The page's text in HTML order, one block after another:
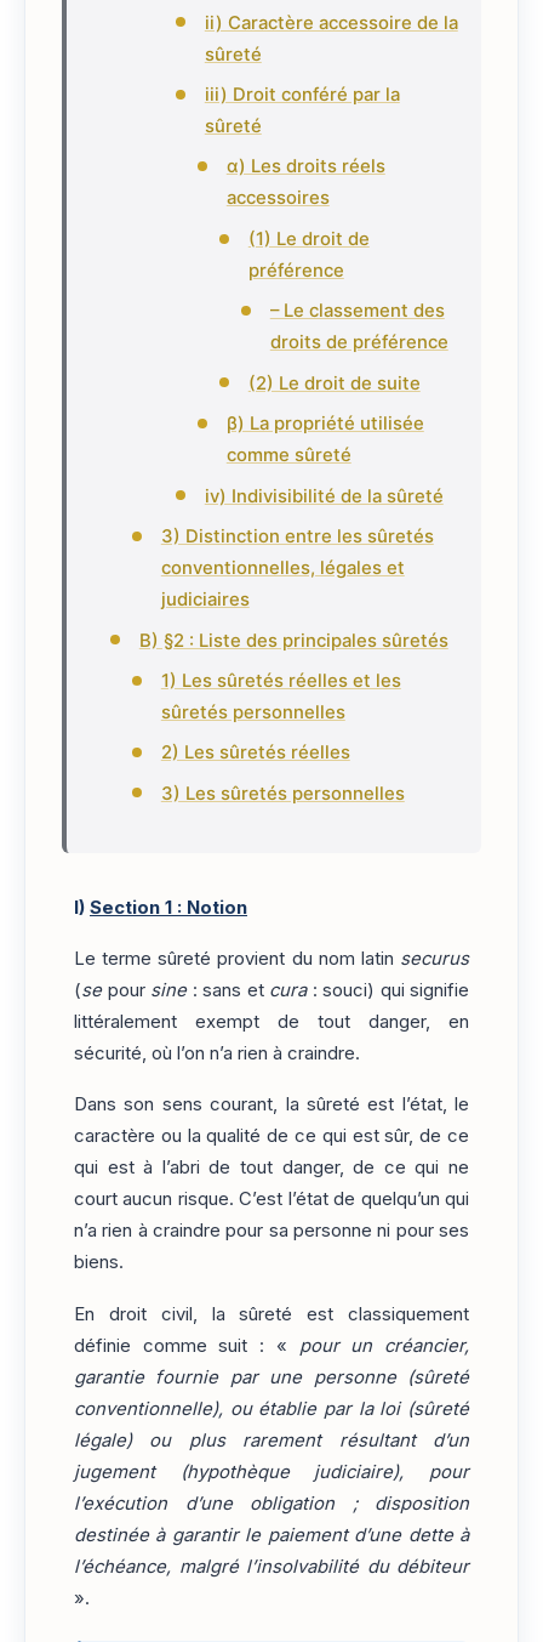
ii) Caractère accessoire de la
sûreté
iii) Droit conféré par la
sûreté
α) Les droits réels
accessoires
(1) Le droit de
préférence
– Le classement des
droits de préférence
(2) Le droit de suite
β) La propriété utilisée
comme sûreté
iv) Indivisibilité de la sûreté
3) Distinction entre les sûretés
conventionnelles, légales et
judiciaires
B) §2 : Liste des principales sûretés
1) Les sûretés réelles et les
sûretés personnelles
2) Les sûretés réelles
3) Les sûretés personnelles
I) Section 1 : Notion
Le terme sûreté provient du nom latin securus
(sepour sine: sans et cura: souci) qui signifie
littéralement exempt de tout danger, en
sécurité, où l’on n’a rien à craindre.
Dans son sens courant, la sûreté est l’état, le
caractère ou la qualité de ce qui est sûr, de ce
qui est à l’abri de tout danger, de ce qui ne
court aucun risque. C’est l’état de quelqu’un qui
n’a rien à craindre pour sa personne ni pour ses
biens.
En droit civil, la sûreté est classiquement
définie comme suit : « pour un créancier,
garantie fournie par une personne (sûreté
conventionnelle), ou établie par la loi (sûreté
légale) ou plus rarement résultant d’un
jugement (hypothèque judiciaire), pour
l’exécution d’une obligation ; disposition
destinée à garantir le paiement d’une dette à
l’échéance, malgré l’insolvabilité du débiteur
».